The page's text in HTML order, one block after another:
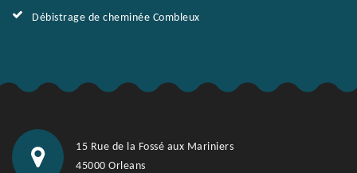
Débistrage de cheminée Combleux
15 Rue de la Fossé aux Mariniers
45000 Orleans